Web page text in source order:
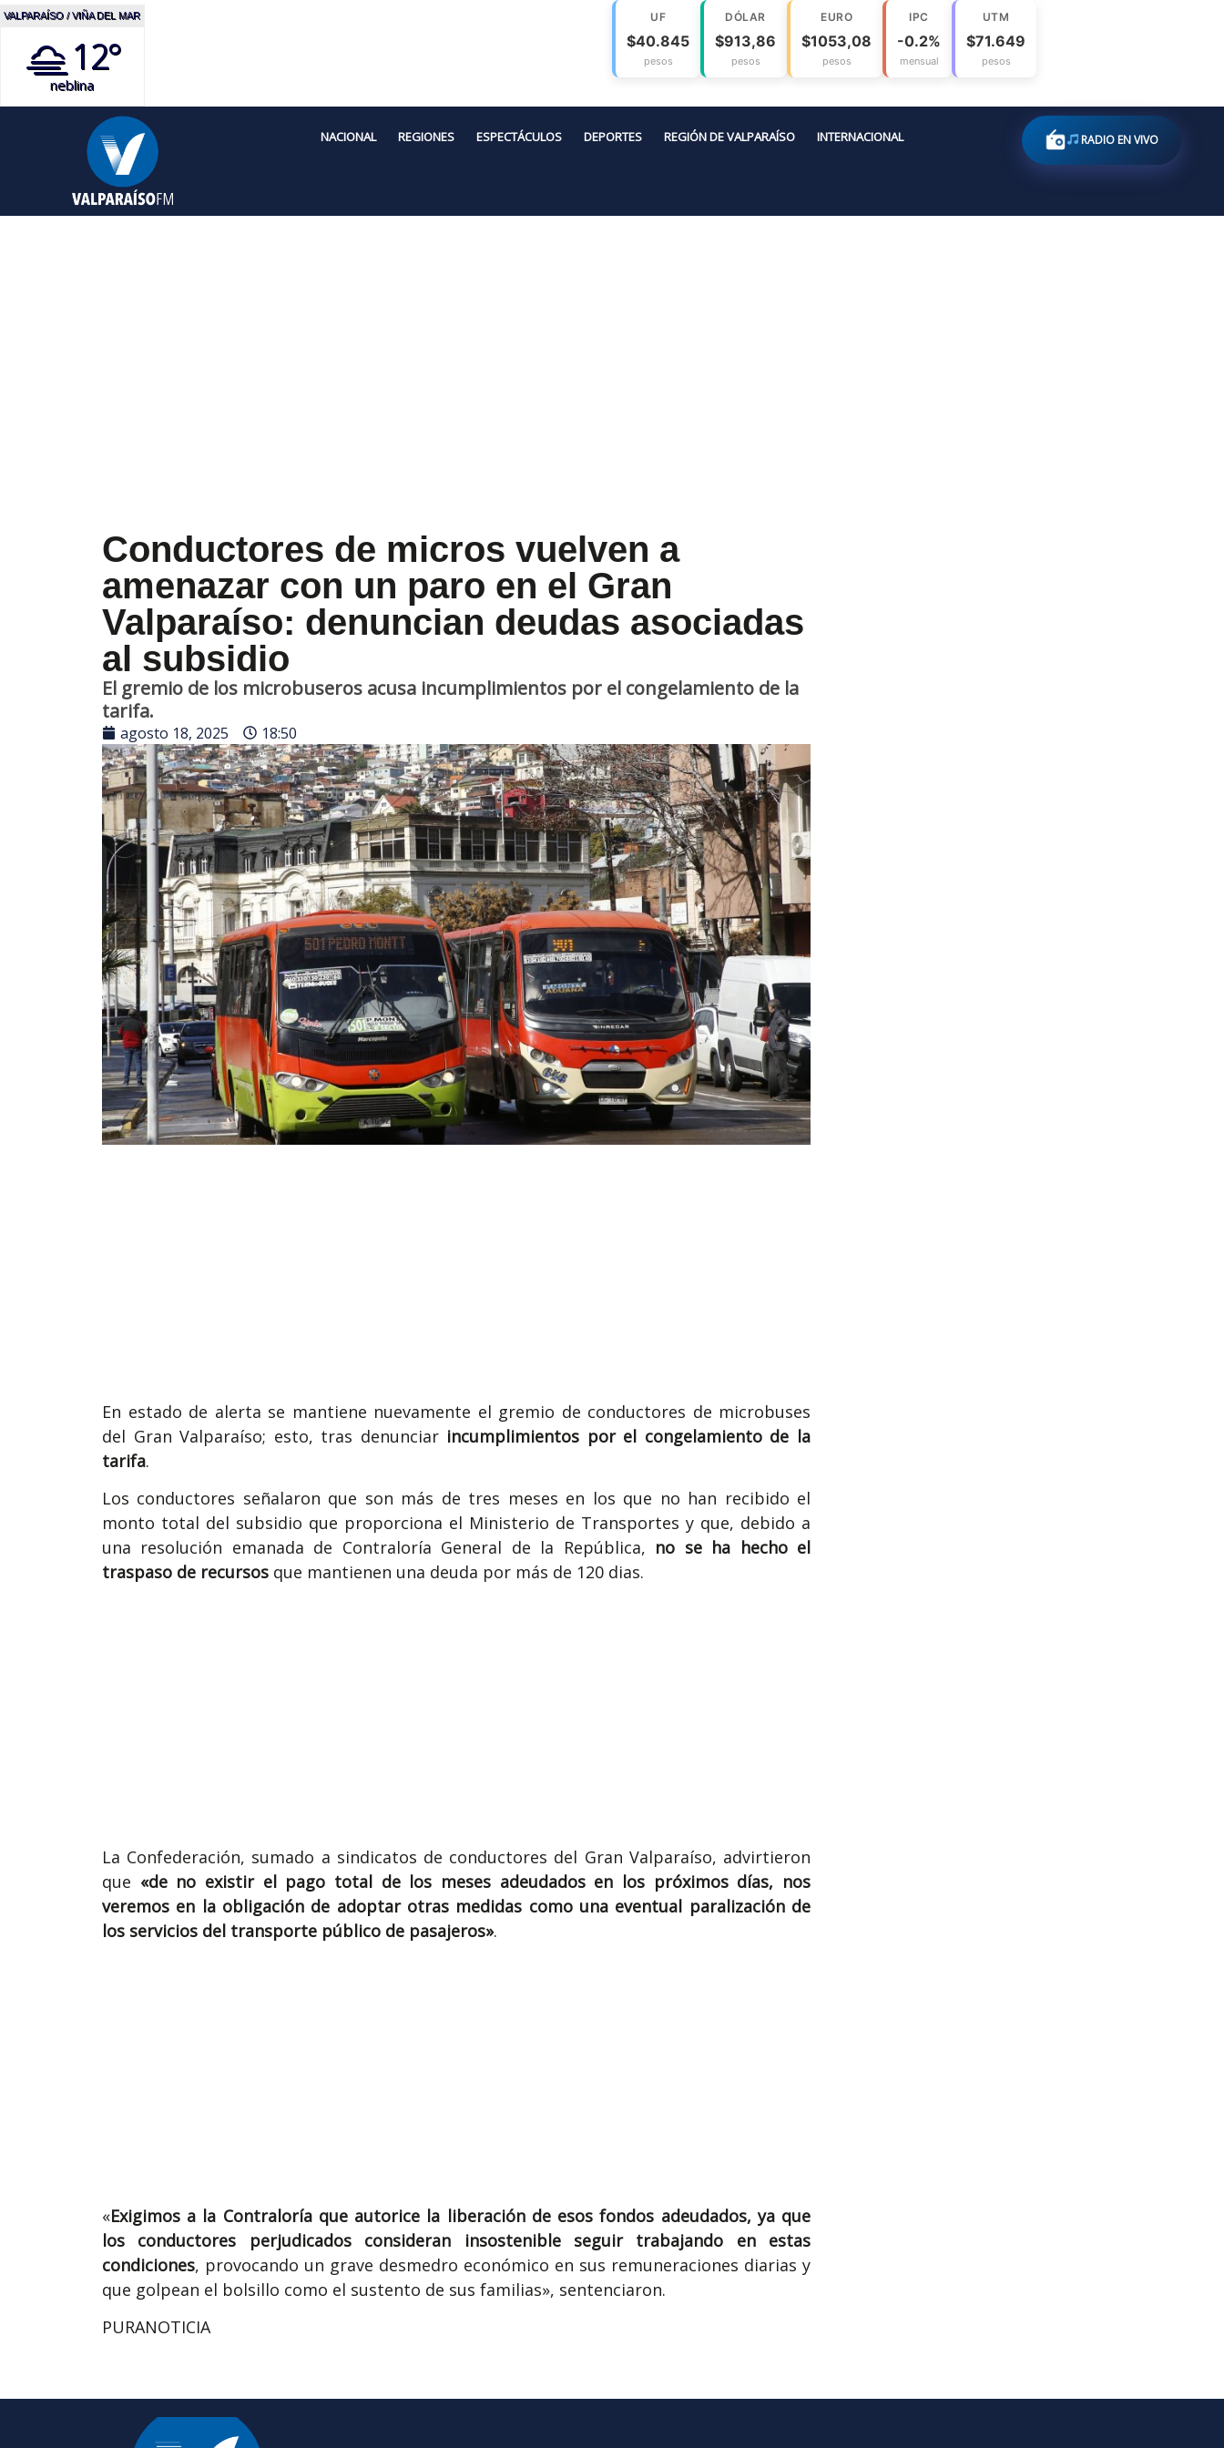
VALPARAÍSO / VIÑA DEL MAR
12°
neblina
UF
$40.845
pesos
DÓLAR
$913,86
pesos
EURO
$1053,08
pesos
IPC
-0.2%
mensual
UTM
$71.649
pesos
NACIONAL REGIONES ESPECTÁCULOS DEPORTES REGIÓN DE VALPARAÍSO INTERNACIONAL RADIO EN VIVO
Conductores de micros vuelven a
amenazar con un paro en el Gran
Valparaíso: denuncian deudas asociadas
al subsidio
El gremio de los microbuseros acusa incumplimientos por el congelamiento de la
tarifa.
agosto 18, 2025 18:50
En estado de alerta se mantiene nuevamente el gremio de conductores de microbuses
del Gran Valparaíso; esto, tras denunciar incumplimientos por el congelamiento de la
tarifa.
Los conductores señalaron que son más de tres meses en los que no han recibido el
monto total del subsidio que proporciona el Ministerio de Transportes y que, debido a
una resolución emanada de Contraloría General de la República, no se ha hecho el
traspaso de recursos que mantienen una deuda por más de 120 dias.
La Confederación, sumado a sindicatos de conductores del Gran Valparaíso, advirtieron
que «de no existir el pago total de los meses adeudados en los próximos días, nos
veremos en la obligación de adoptar otras medidas como una eventual paralización de
los servicios del transporte público de pasajeros».
«Exigimos a la Contraloría que autorice la liberación de esos fondos adeudados, ya que
los conductores perjudicados consideran insostenible seguir trabajando en estas
condiciones, provocando un grave desmedro económico en sus remuneraciones diarias y
que golpean el bolsillo como el sustento de sus familias», sentenciaron.
PURANOTICIA